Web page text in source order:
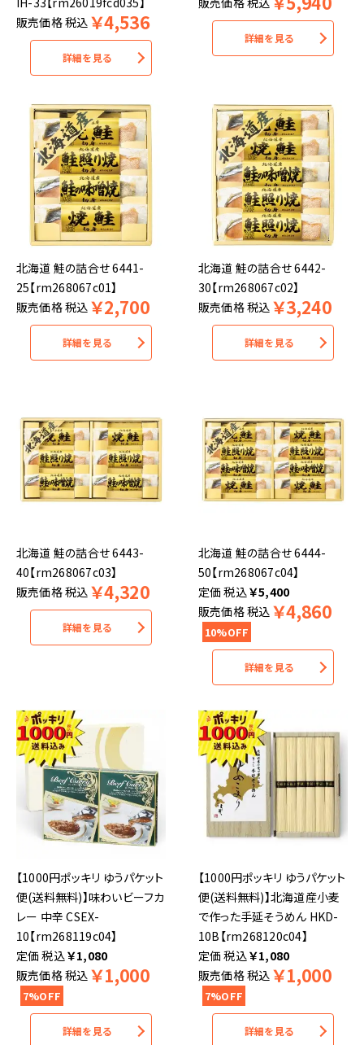
販売価格税込 ￥4,536
詳細を見る
詳細を見る
北海道 鮭の詰合せ 6441-
25【rm268067c01】
販売価格税込 ￥2,700
詳細を見る
北海道 鮭の詰合せ 6442-
30【rm268067c02】
販売価格税込 ￥3,240
詳細を見る
北海道 鮭の詰合せ 6443-
40【rm268067c03】
販売価格税込 ￥4,320
詳細を見る
北海道 鮭の詰合せ 6444-
50【rm268067c04】
税込￥5,400
販売価格税込 ￥4,860
10%OFF
詳細を見る
【1000円ポッキリ ゆうパケット
便(送料無料)】味わいビーフカ
レー 中辛 CSEX-
10【rm268119c04】
税込￥1,080
販売価格税込 ￥1,000
7%OFF
詳細を見る
【1000円ポッキリ ゆうパケット
便(送料無料)】北海道産小麦
で作った手延そうめん HKD-
10B【rm268120c04】
税込￥1,080
販売価格税込 ￥1,000
7%OFF
詳細を見る